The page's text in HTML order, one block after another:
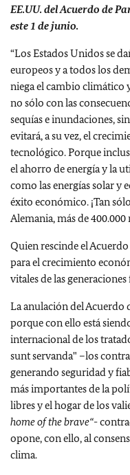
EE.UU. del Acuerdo de
este 1 de junio.
“Los Estados Unidos se
europeos y a todos los
niega el cambio climático
no sólo con las
sequías e inundaciones,
evitará, a su vez, el
tecnológico.Porque
el ahorro de energía y la
como las energías solar y
éxito económico. ¡Tan
Alemania, más de
Quien rescinde el
para el crecimiento
vitales de las
La anulación del Acuerdo
porque con ello está
internacional de los
sunt servanda" –los
generando seguridad y
más importantes de la
libres y el hogar de los
home of the brave“-
opone, con ello, al
clima.